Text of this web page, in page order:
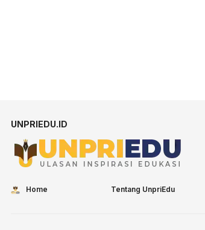
UNPRIEDU.ID
Home Tentang UnpriEdu